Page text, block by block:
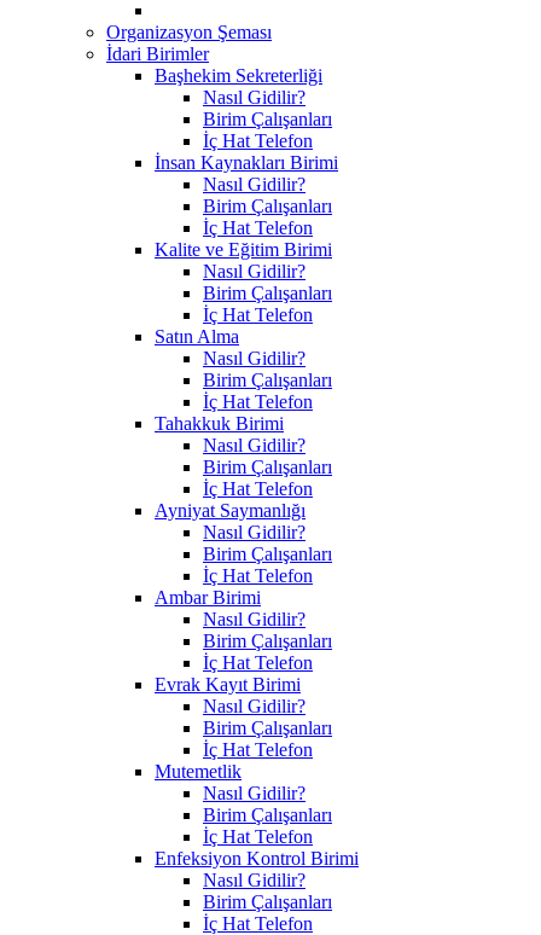
Organizasyon Şeması
İdari Birimler
Başhekim Sekreterliği
Nasıl Gidilir?
Birim Çalışanları
İç Hat Telefon
İnsan Kaynakları Birimi
Nasıl Gidilir?
Birim Çalışanları
İç Hat Telefon
Kalite ve Eğitim Birimi
Nasıl Gidilir?
Birim Çalışanları
İç Hat Telefon
Satın Alma
Nasıl Gidilir?
Birim Çalışanları
İç Hat Telefon
Tahakkuk Birimi
Nasıl Gidilir?
Birim Çalışanları
İç Hat Telefon
Ayniyat Saymanlığı
Nasıl Gidilir?
Birim Çalışanları
İç Hat Telefon
Ambar Birimi
Nasıl Gidilir?
Birim Çalışanları
İç Hat Telefon
Evrak Kayıt Birimi
Nasıl Gidilir?
Birim Çalışanları
İç Hat Telefon
Mutemetlik
Nasıl Gidilir?
Birim Çalışanları
İç Hat Telefon
Enfeksiyon Kontrol Birimi
Nasıl Gidilir?
Birim Çalışanları
İç Hat Telefon